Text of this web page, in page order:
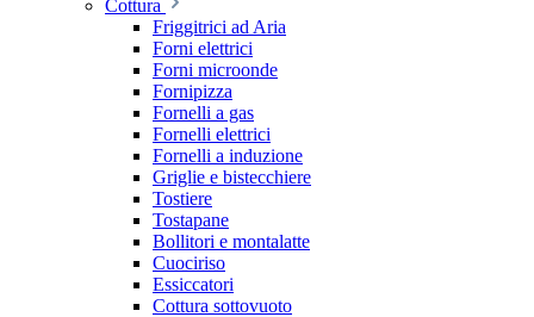
Cottura
Friggitrici ad Aria
Forni elettrici
Forni microonde
Fornipizza
Fornelli a gas
Fornelli elettrici
Fornelli a induzione
Griglie e bistecchiere
Tostiere
Tostapane
Bollitori e montalatte
Cuociriso
Essiccatori
Cottura sottovuoto